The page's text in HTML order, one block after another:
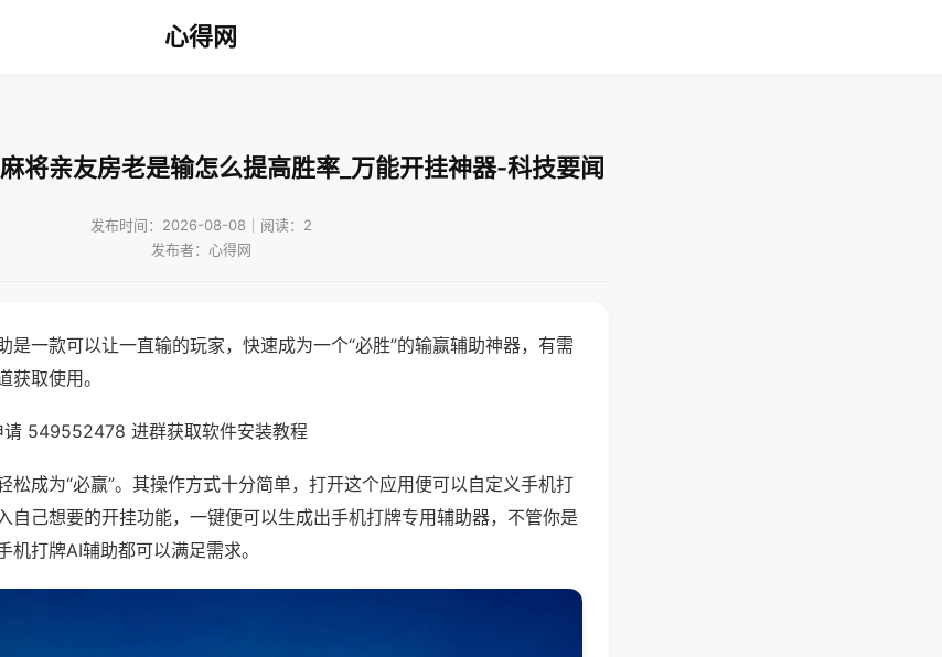
心得网
将亲友房老是输怎么提高胜率_万能开挂神器-科技要闻
发布时间：2026-08-08｜阅读：2
发布者：心得网
是一款可以让一直输的玩家，快速成为一个“必胜”的输赢辅助神器，有需
获取使用。
请 549552478 进群获取软件安装教程
松成为“必赢”。其操作方式十分简单，打开这个应用便可以自定义手机打
自己想要的开挂功能，一键便可以生成出手机打牌专用辅助器，不管你是
机打牌AI辅助都可以满足需求。